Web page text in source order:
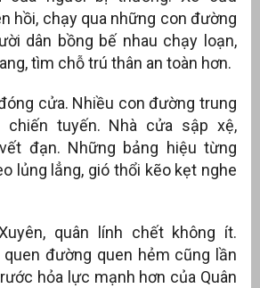
hồi, chạy qua những con đường
dân bồng bế nhau chạy loạn,
tìm chỗ trú thân an toàn hơn.
cửa. Nhiều con đường trung
chiến tuyến. Nhà cửa sập xệ,
đạn. Những bảng hiệu từng
lủng lẳng, gió thổi kẽo kẹt nghe
quân lính chết không ít.
đường quen hẻm cũng lần
hỏa lực mạnh hơn của Quân